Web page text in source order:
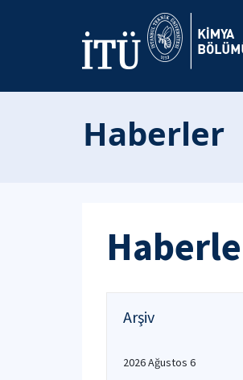
Haberler
Arşiv
2026 Ağustos 6